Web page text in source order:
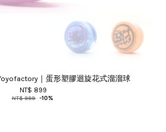
｜蛋形塑膠迴旋花式溜溜球
NT$ 899
NT$ 999 -10%